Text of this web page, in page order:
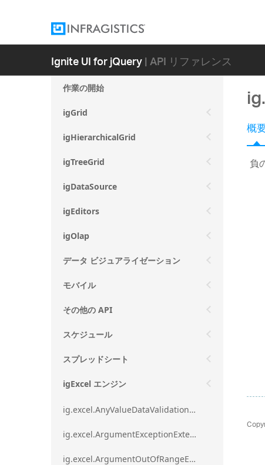
Ignite UI for jQuery| API リファレンス
作業の開始
igGrid
igHierarchicalGrid
igTreeGrid
igDataSource
igEditors
igOlap
データ ビジュアライゼーション
モバイル
その他の API
スケジュール
スプレッドシート
igExcel エンジン
ig.excel.AnyValueDataValidationRule
ig.excel.ArgumentExceptionExtension
ig.excel.ArgumentOutOfRangeExceptionExtension
概
負